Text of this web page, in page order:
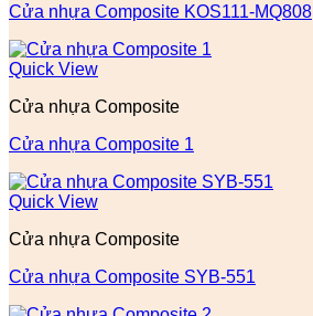
Cửa nhựa Composite KOS111-MQ808
Quick View
Cửa nhựa Composite
Cửa nhựa Composite 1
Quick View
Cửa nhựa Composite
Cửa nhựa Composite SYB-551